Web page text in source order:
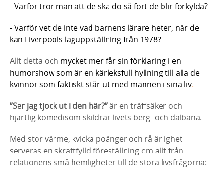
- Varför tror män att de ska dö så fort de blir förkylda?
- Varför vet de inte vad barnens lärare heter, när de
kan Liverpools laguppställning från 1978?
Allt detta och mycket mer får sin förklaring i en
humorshow som är en kärleksfull hyllning till alla de
kvinnor som faktiskt står ut med männen i sina liv.
”Ser jag tjock ut i den här?”är en träffsäker och
hjärtlig komedisom skildrar livets berg- och dalbana.
Med stor värme, kvicka poänger och rå ärlighet
serveras en skrattfylld föreställning om allt från
relationens små hemligheter till de stora livsfrågorna: